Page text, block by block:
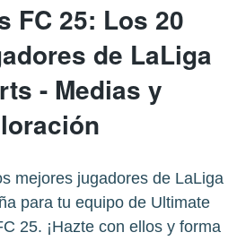
FC 25: Los 20
de LaLiga
- Medias y
mejores jugadores de LaLiga
para tu equipo de Ultimate
25. ¡Hazte con ellos y forma